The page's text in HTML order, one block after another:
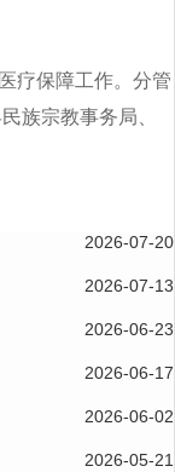
疗保障工作。分管
族宗教事务局、